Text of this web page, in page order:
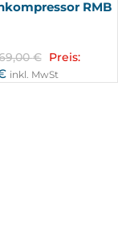
RMB
€ Preis:
inkl. MwSt